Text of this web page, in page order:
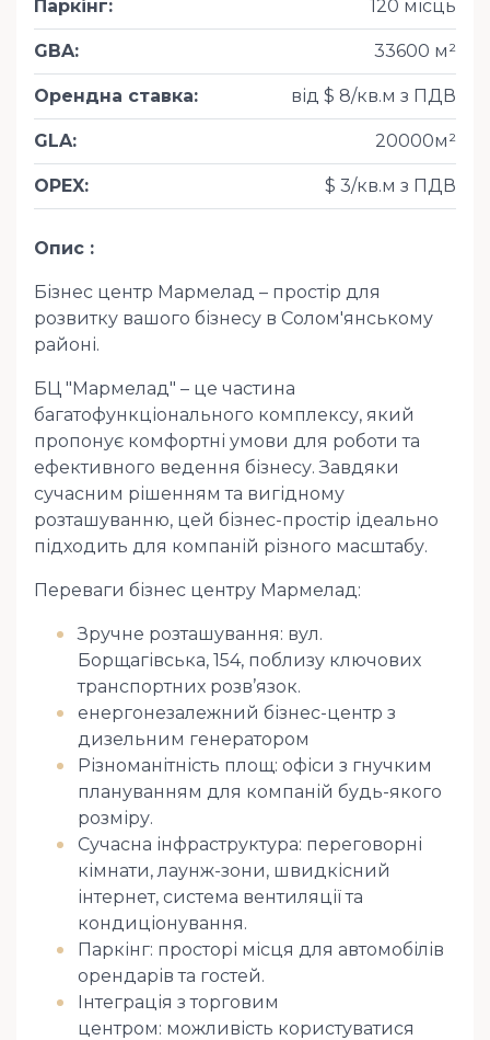
Паркінг: 120 місць
GBA: 33600 м²
Орендна ставка: від $ 8/кв.м з ПДВ
GLA: 20000м²
OPEX: $ 3/кв.м з ПДВ
Опис
Бізнес центр Мармелад – простір для
розвитку вашого бізнесу в Солом'янському
районі.
БЦ "Мармелад" – це частина
багатофункціонального комплексу, який
пропонує комфортні умови для роботи та
ефективного ведення бізнесу. Завдяки
сучасним рішенням та вигідному
розташуванню, цей бізнес-простір ідеально
підходить для компаній різного масштабу.
Переваги бізнес центру Мармелад:
Зручне розташування: вул.
Борщагівська, 154, поблизу ключових
транспортних розв’язок.
енергонезалежний бізнес-центр з
дизельним генератором
Різноманітність площ: офіси з гнучким
плануванням для компаній будь-якого
розміру.
Сучасна інфраструктура: переговорні
кімнати, лаунж-зони, швидкісний
інтернет, система вентиляції та
кондиціонування.
Паркінг: просторі місця для автомобілів
орендарів та гостей.
Інтеграція з торговим
центром: можливість користуватися